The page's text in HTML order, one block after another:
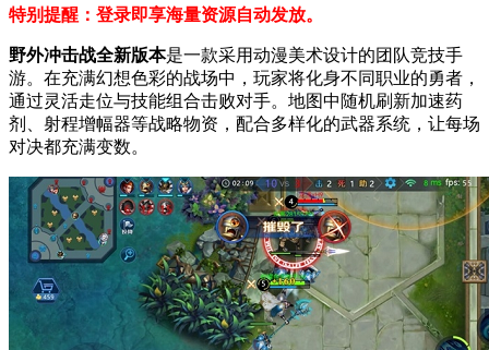
特别提醒 ：登录即享海量资源自动发放。
野外冲击战全新版本是一款采用动漫美术设计的团队竞技手
游。在充满幻想色彩的战场中，玩家将化身不同职业的勇者，
通过灵活走位与技能组合击败对手。地图中随机刷新加速药
剂、射程增幅器等战略物资，配合多样化的武器系统，让每场
对决都充满变数。